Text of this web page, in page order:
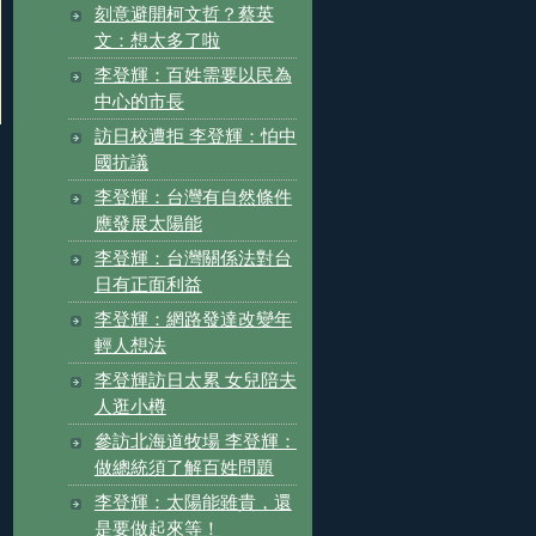
刻意避開柯文哲？蔡英
文：想太多了啦
李登輝：百姓需要以民為
中心的市長
訪日校遭拒 李登輝：怕中
國抗議
李登輝：台灣有自然條件
應發展太陽能
李登輝：台灣關係法對台
日有正面利益
李登輝：網路發達改變年
輕人想法
李登輝訪日太累 女兒陪夫
人逛小樽
參訪北海道牧場 李登輝：
做總統須了解百姓問題
李登輝：太陽能雖貴，還
是要做起來等！